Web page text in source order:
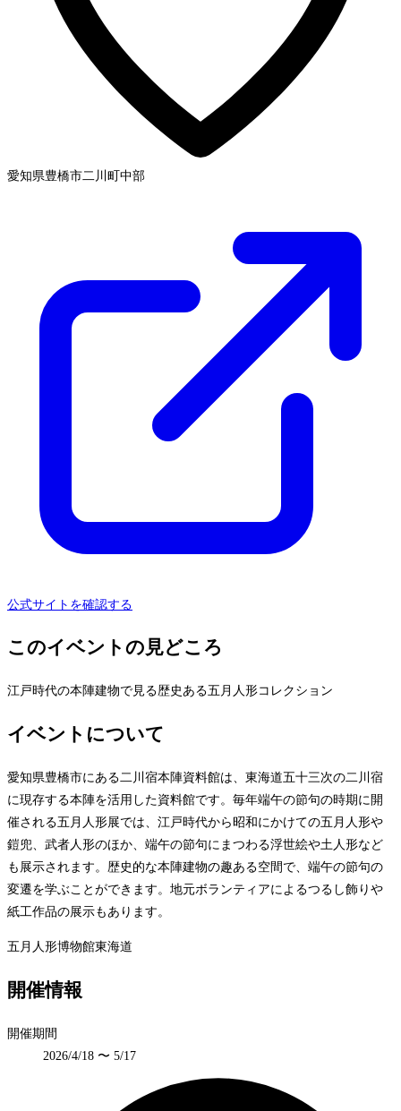
愛知県豊橋市二川町中部
公式サイトを確認する
このイベントの見どころ
江戸時代の本陣建物で見る歴史ある五月人形コレクション
イベントについて
愛知県豊橋市にある二川宿本陣資料館は、東海道五十三次の二川宿
に現存する本陣を活用した資料館です。毎年端午の節句の時期に開
催される五月人形展では、江戸時代から昭和にかけての五月人形や
鎧兜、武者人形のほか、端午の節句にまつわる浮世絵や土人形など
も展示されます。歴史的な本陣建物の趣ある空間で、端午の節句の
変遷を学ぶことができます。地元ボランティアによるつるし飾りや
紙工作品の展示もあります。
五月人形博物館東海道
開催情報
開催期間
2026/4/18 〜 5/17